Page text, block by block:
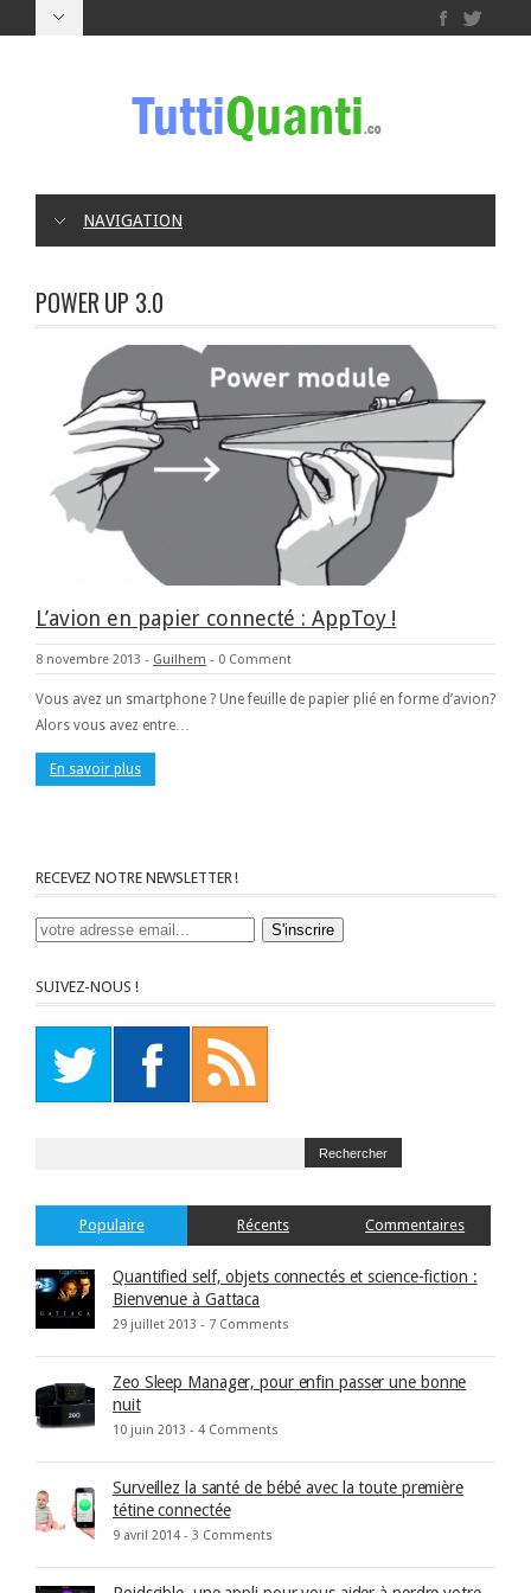
NAVIGATION
POWER UP 3.0
L’avion en papier connecté : AppToy !
8 novembre 2013 - Guilhem - 0 Comment
Vous avez un smartphone ? Une feuille de papier plié en forme d’avion?
Alors vous avez entre…
En savoir plus
RECEVEZ NOTRE NEWSLETTER !
SUIVEZ-NOUS !
Populaire Récents Commentaires
Quantified self, objets connectés et science-fiction :
Bienvenue à Gattaca
29 juillet 2013 - 7 Comments
Zeo Sleep Manager, pour enfin passer une bonne
nuit
10 juin 2013 - 4 Comments
Surveillez la santé de bébé avec la toute première
tétine connectée
9 avril 2014 - 3 Comments